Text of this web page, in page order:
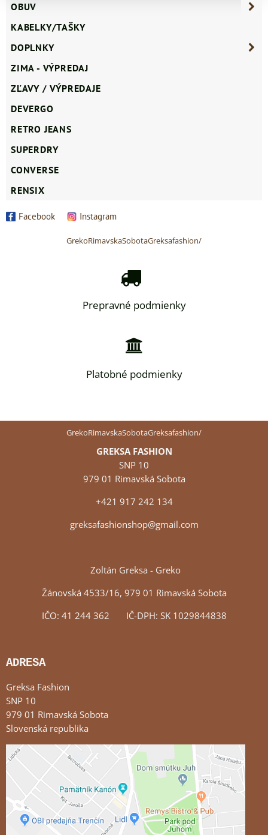
OBUV
KABELKY/TAŠKY
DOPLNKY
ZIMA - VÝPREDAJ
ZĽAVY / VÝPREDAJE
DEVERGO
RETRO JEANS
SUPERDRY
CONVERSE
RENSIX
Facebook Instagram
GrekoRimavskaSobotaGreksafashion/
Prepravné podmienky
Platobné podmienky
GrekoRimavskaSobotaGreksafashion/
GREKSA FASHION
SNP 10
979 01 Rimavská Sobota
+421 917 242 134
greksafashionshop@gmail.com
Zoltán Greksa - Greko
Žánovská 4533/16, 979 01 Rimavská Sobota
IČO: 41 244 362 IČ-DPH: SK 1029844838
ADRESA
Greksa Fashion
SNP 10
979 01 Rimavská Sobota
Slovenská republika
Externý obsah je blokovaný Voľbami súkromia
Prajete si načítať externý obsah?